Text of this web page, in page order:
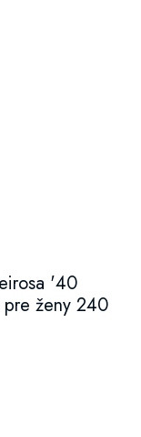
'40
pre ženy 240